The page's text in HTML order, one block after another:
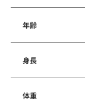
年齢
身長
体重